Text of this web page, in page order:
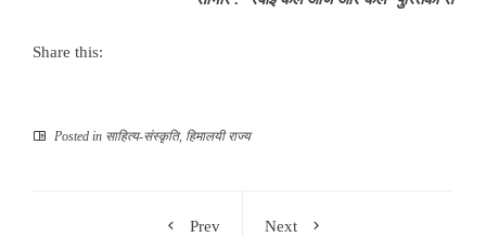
Share this:
Posted in साहित्‍य-संस्कृति, हिमालयी राज्य
Prev
Next